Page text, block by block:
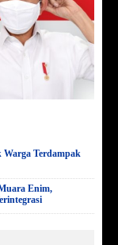
Terdampak
Enim,